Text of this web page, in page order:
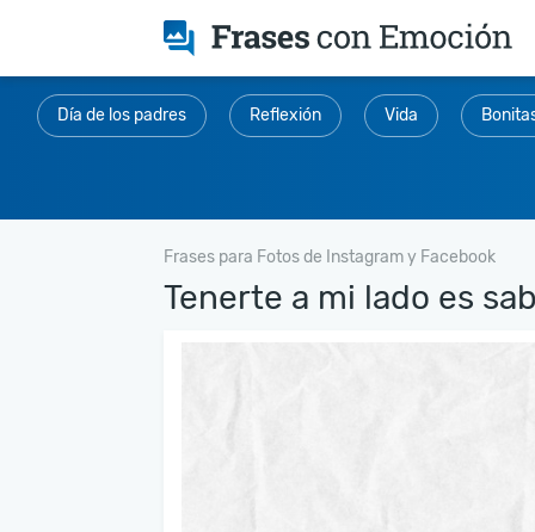
Día de los padres Reflexión Vida
Frases para Fotos de Instagram y Facebook
Tenerte a mi lado es